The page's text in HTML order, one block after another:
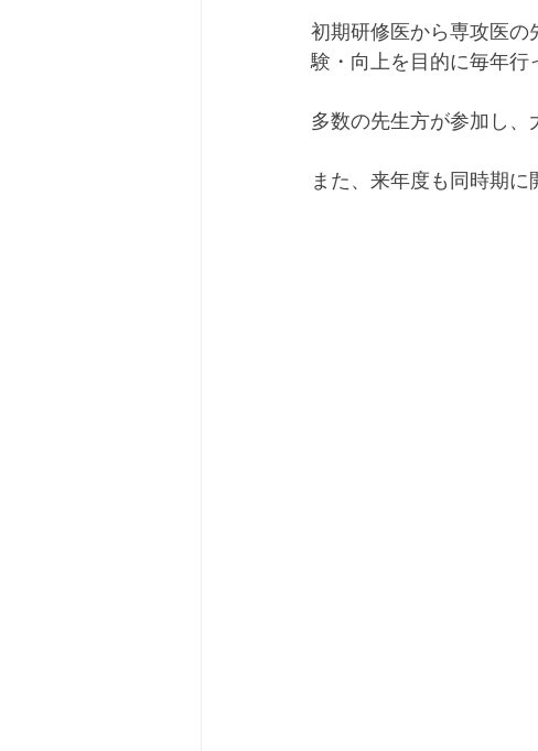
初期研修医から専攻医の
験・向上を目的に毎年行
多数の先生方が参加し、
また、来年度も同時期に